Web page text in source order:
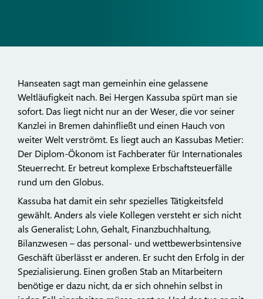
Hanseaten sagt man gemeinhin eine gelassene
Weltläufigkeit nach. Bei Hergen Kassuba spürt man sie
sofort. Das liegt nicht nur an der Weser, die vor seiner
Kanzlei in Bremen dahinfließt und einen Hauch von
weiter Welt verströmt. Es liegt auch an Kassubas Metier:
Der Diplom-Ökonom ist Fachberater für Internationales
Steuerrecht. Er betreut komplexe Erbschaftsteuerfälle
rund um den Globus.
Kassuba hat damit ein sehr spezielles Tätigkeitsfeld
gewählt. Anders als viele Kollegen versteht er sich nicht
als Generalist; Lohn, Gehalt, Finanzbuchhaltung,
Bilanzwesen – das personal- und wettbewerbsintensive
Geschäft überlässt er anderen. Er sucht den Erfolg in der
Spezialisierung. Einen großen Stab an Mitarbeitern
benötige er dazu nicht, da er sich ohnehin selbst in